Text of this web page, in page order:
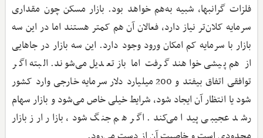
فلزات گرانبها، شبیه به‌هم خواهد بود. بازار مسکن چون مقداری
سرمایه کلان‌تر نیاز دارد، فعالان آن هم کمتر هستند اما در این سه
بازار با سرمایه کم امکان ورود وجود دارد. این سه بازار در جاهایی
از هم پیشی خواهند گرفت اما باز تعدیل می‌شوند. البته اگر
توافقی اتفاق بیفتد و 200 میلیارد دلار سرمایه خارجی وارد کشور
شود یا انتظار آن ایجاد شود، شرایط خیلی خاص می‌شود و بازار سهام
رشد عجیبی پیدا می‌کند. اگر هم جنگ شود، بازار ارز بازار